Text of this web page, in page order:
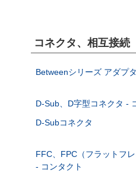
コネクタ、相互接続
Betweenシリーズ アダプタ
D-Sub、D字型コネクタ -
D-Subコネクタ
FFC、FPC（フラットフ
- コンタクト